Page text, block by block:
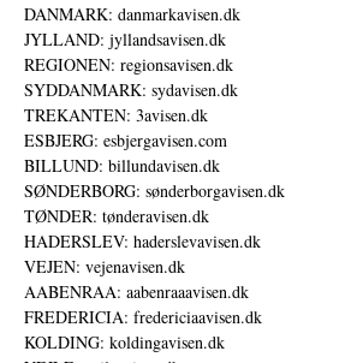
DANMARK: danmarkavisen.dk
JYLLAND: jyllandsavisen.dk
REGIONEN: regionsavisen.dk
SYDDANMARK: sydavisen.dk
TREKANTEN: 3avisen.dk
ESBJERG: esbjergavisen.com
BILLUND: billundavisen.dk
SØNDERBORG: sønderborgavisen.dk
TØNDER: tønderavisen.dk
HADERSLEV: haderslevavisen.dk
VEJEN: vejenavisen.dk
AABENRAA: aabenraaavisen.dk
FREDERICIA: fredericiaavisen.dk
KOLDING: koldingavisen.dk